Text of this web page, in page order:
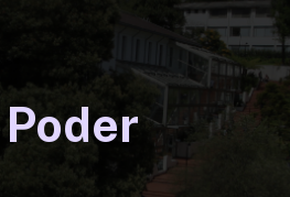
Poder